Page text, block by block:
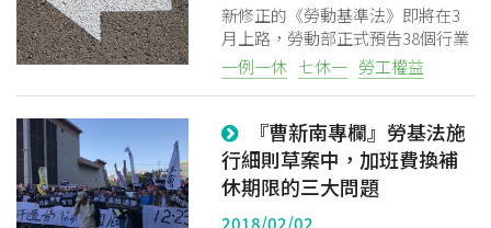
新修正的《勞動基準法》即將在3
月上路，勞動部正式預告38個行業
可適用七休一之例外，亦即可連續
上班12天。包括遊覽車客運業、公
造業等，可在春節、特定節日時放
寬七休一規定
一例一休 七休一 勞工權益
『曹新南專欄』勞基法施
行細則草案中，加班費換補
休期限的三大問題
2018/02/02